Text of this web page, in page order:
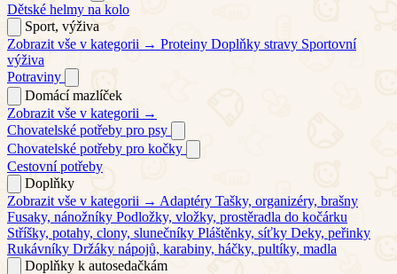
Dětské helmy na kolo
Sport, výživa
Zobrazit vše v kategorii → Proteiny Doplňky stravy Sportovní
výživa
Potraviny
Domácí mazlíček
Zobrazit vše v kategorii →
Chovatelské potřeby pro psy
Chovatelské potřeby pro kočky
Cestovní potřeby
Doplňky
Zobrazit vše v kategorii → Adaptéry Tašky, organizéry, brašny
Fusaky, nánožníky Podložky, vložky, prostěradla do kočárku
Stříšky, potahy, clony, slunečníky Pláštěnky, síťky Deky, peřinky
Rukávníky Držáky nápojů, karabiny, háčky, pultíky, madla
Doplňky k autosedačkám